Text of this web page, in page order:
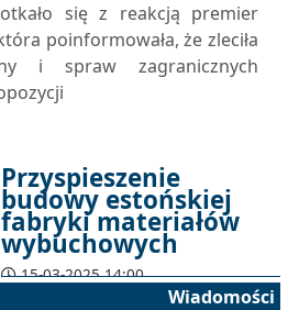
się z reakcją premier
poinformowała, że zleciła
i spraw zagranicznych
Przyspieszenie
budowy estońskiej
fabryki materiałów
wybuchowych
15-03-2025 14:00
Wiadomości